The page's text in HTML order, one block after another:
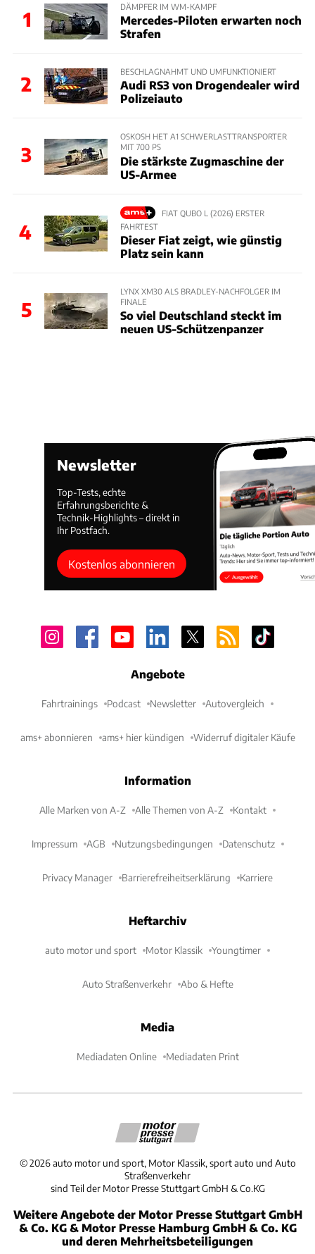
1
DÄMPFER IM WM-KAMPF
Mercedes-Piloten erwarten noch
Strafen
2
BESCHLAGNAHMT UND UMFUNKTIONIERT
Audi RS3 von Drogendealer wird
Polizeiauto
3
OSKOSH HET A1 SCHWERLASTTRANSPORTER
MIT 700 PS
Die stärkste Zugmaschine der
US-Armee
4
FIAT QUBO L (2026) ERSTER
FAHRTEST
Dieser Fiat zeigt, wie günstig
Platz sein kann
5
LYNX XM30 ALS BRADLEY-NACHFOLGER IM
FINALE
So viel Deutschland steckt im
neuen US-Schützenpanzer
Newsletter
Top-Tests, echte
Erfahrungsberichte &
Technik-Highlights – direkt in
Ihr Postfach.
Kostenlos abonnieren
Angebote
Fahrtrainings Podcast Newsletter Autovergleich
ams+ abonnieren ams+ hier kündigen Widerruf digitaler Käufe
Information
Alle Marken von A-Z Alle Themen von A-Z Kontakt
Impressum AGB Nutzungsbedingungen Datenschutz
Privacy Manager Barrierefreiheitserklärung Karriere
Heftarchiv
auto motor und sport Motor Klassik Youngtimer
Auto Straßenverkehr Abo & Hefte
Media
Mediadaten Online Mediadaten Print
©2026 auto motor und sport, Motor Klassik, sport auto und Auto
Straßenverkehr
sind Teil der Motor Presse Stuttgart GmbH & Co.KG
Weitere Angebote der Motor Presse Stuttgart GmbH
& Co. KG & Motor Presse Hamburg GmbH & Co. KG
und deren Mehrheitsbeteiligungen